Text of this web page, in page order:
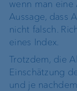
wenn man
Aussage, dass
nicht falsch.
eines Index.
Trotzdem, die
Einschätzung
und je